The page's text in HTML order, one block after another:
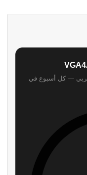
— كل أسبوع في